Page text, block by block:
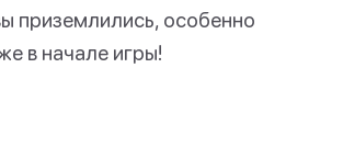
приземлились, особенно
в начале игры!